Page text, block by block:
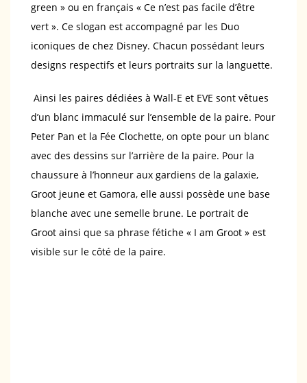
green » ou en français « Ce n’est pas facile d’être
vert ». Ce slogan est accompagné par les Duo
iconiques de chez Disney. Chacun possédant leurs
designs respectifs et leurs portraits sur la languette.
Ainsi les paires dédiées à Wall-E et EVE sont vêtues
d’un blanc immaculé sur l’ensemble de la paire. Pour
Peter Pan et la Fée Clochette, on opte pour un blanc
avec des dessins sur l’arrière de la paire. Pour la
chaussure à l’honneur aux gardiens de la galaxie,
Groot jeune et Gamora, elle aussi possède une base
blanche avec une semelle brune. Le portrait de
Groot ainsi que sa phrase fétiche « I am Groot » est
visible sur le côté de la paire.